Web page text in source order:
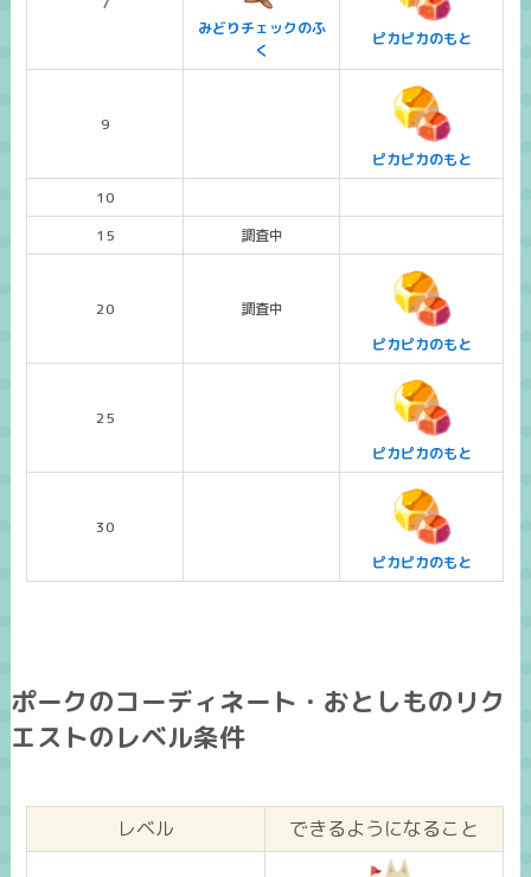
みどりチェックのふ
く
ピカピカのもと
9
ピカピカのもと
10
15
調査中
20
調査中
ピカピカのもと
25
ピカピカのもと
30
ピカピカのもと
ポークのコーディネート・おとしものリク
エストのレベル条件
レベル できるようになること